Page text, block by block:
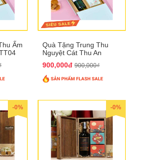
Ấm
Quà Tặng Trung Thu
Nguyệt Cát Thu An
900,000đ 900,000₫
-0% -0%